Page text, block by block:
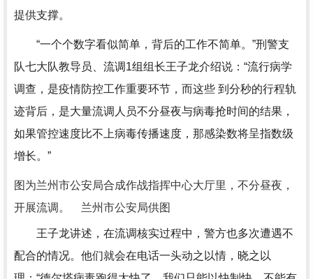
提供支撑。
“一个个数字看似简单，背后的工作不简单。”刑警支
队七大队教导员、流调1组组长王子龙介绍说：“流行病学
调查，是疫情防控工作重要环节，而这些 到分秒的行程轨
迹背后，是大量流调人员不分昼夜与病毒抢时间的结果，
如果管控速度比不上病毒传播速度，那感染数将呈指数级
增长。”
图为兰州市公安局合成作战指挥中心大厅里，不分昼夜，
开展流调。 兰州市公安局供图
王子龙讲述，在流调核实过程中，警方也多次遭遇不
配合的情况。他们就会在电话一头动之以情，晓之以